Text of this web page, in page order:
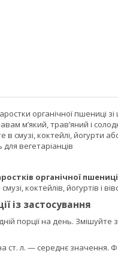
органічної пшениці
м’який, трав’яний і
в смузі, коктейлі, йогурти
для вегетаріанців
органічної пшениці
коктейлів, йогуртів і
із застосування
порції на день. Змішуйте
ст. л. — середнє значення.